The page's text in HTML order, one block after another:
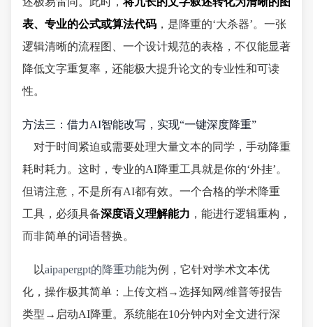
表、专业的公式或算法代码 ，是降重的‘大杀器’。一张
逻辑清晰的流程图、一个设计规范的表格，不仅能显著
降低文字重复率，还能极大提升论文的专业性和可读
性。
方法三：借力AI智能改写，实现“一键深度降重”
对于时间紧迫或需要处理大量文本的同学，手动降重
耗时耗力。这时，专业的AI降重工具就是你的‘外挂’。
但请注意，不是所有AI都有效。一个合格的学术降重
工具，必须具备深度语义理解能力 ，能进行逻辑重构，
而非简单的词语替换。
以aipapergpt的降重功能为例，它针对学术文本优
化，操作极其简单：上传文档→选择知网/维普等报告
类型→启动AI降重。系统能在10分钟内对全文进行深